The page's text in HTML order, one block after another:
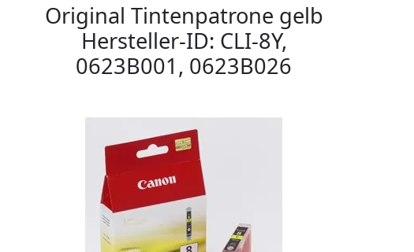
Original Tintenpatrone gelb
Hersteller-ID: CLI-8Y,
0623B001, 0623B026